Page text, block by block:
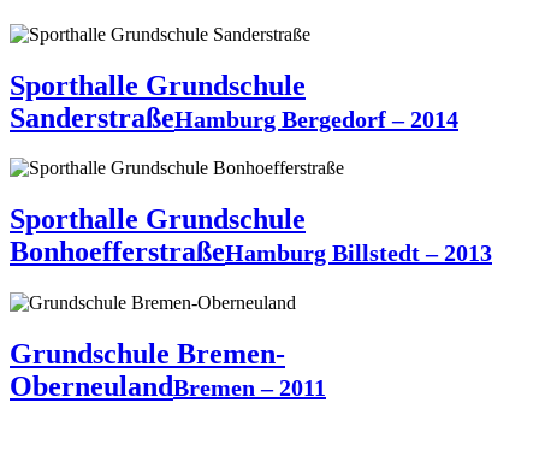
Sporthalle Grundschule
SanderstraßeHamburg Bergedorf – 2014
Sporthalle Grundschule
BonhoefferstraßeHamburg Billstedt – 2013
Grundschule Bremen-
OberneulandBremen – 2011